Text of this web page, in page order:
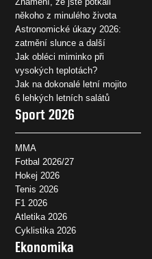
někoho z minulého života
Astronomické úkazy 2026:
zatmění slunce a další
Jak obléci miminko při
vysokých teplotách?
Jak na dokonalé letní mojito
6 lehkých letních salátů
Sport 2026
MMA
Fotbal 2026/27
Hokej 2026
Tenis 2026
F1 2026
Atletika 2026
Cyklistika 2026
Ekonomika